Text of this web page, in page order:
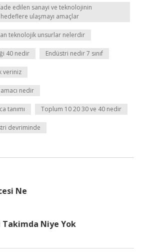
edilen sanayi ve teknolojinin
ulaşmayı amaçlar
teknolojik unsurlar nelerdir
40 nedir Endüstri nedir 7 sınıf
veriniz
nedir
tanımı Toplum 10 20 30 ve 40 nedir
devriminde
Ne
Niye Yok